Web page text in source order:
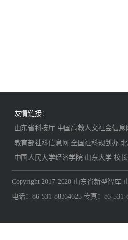
友情链接：
山东省科技厅 中国高教人文社会信息
教育部社科信息网 全国社科规划办
中国人民大学经济学院 山东大学 校
Copyright 2017-2020 山东省新型智库
电话：86-531-88364625 传真：86-